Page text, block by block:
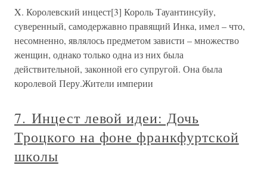
X. Королевский инцест[3] Король Тауантинсуйу,
суверенный, самодержавно правящий Инка, имел – что,
несомненно, являлось предметом зависти – множество
женщин, однако только одна из них была
действительной, законной его супругой. Она была
королевой Перу.Жители империи
7. Инцест левой идеи: Дочь
Троцкого на фоне франкфуртской
школы